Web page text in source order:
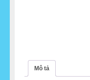
Mô tả